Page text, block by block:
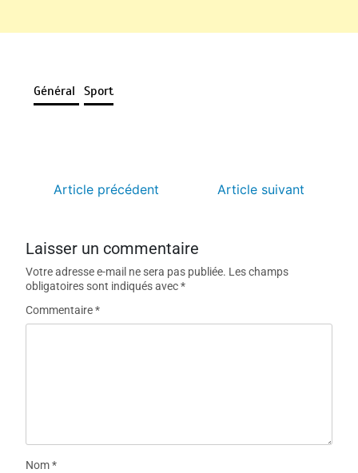
Général Sport
Article précédent Article suivant
Laisser un commentaire
Votre adresse e-mail ne sera pas publiée. Les champs
obligatoires sont indiqués avec*
Commentaire*
Nom*